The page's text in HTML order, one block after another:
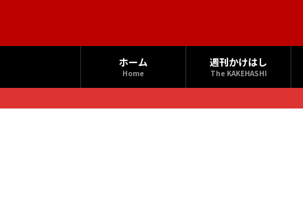
へ
ス
ョ
ン
ホーム
Home
週刊かけはし
The KAKEHASHI